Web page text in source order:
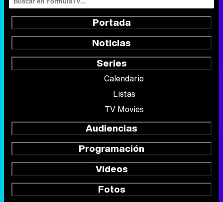
Portada
Noticias
Series
Calendario
Listas
TV Movies
Audiencias
Programación
Vídeos
Fotos